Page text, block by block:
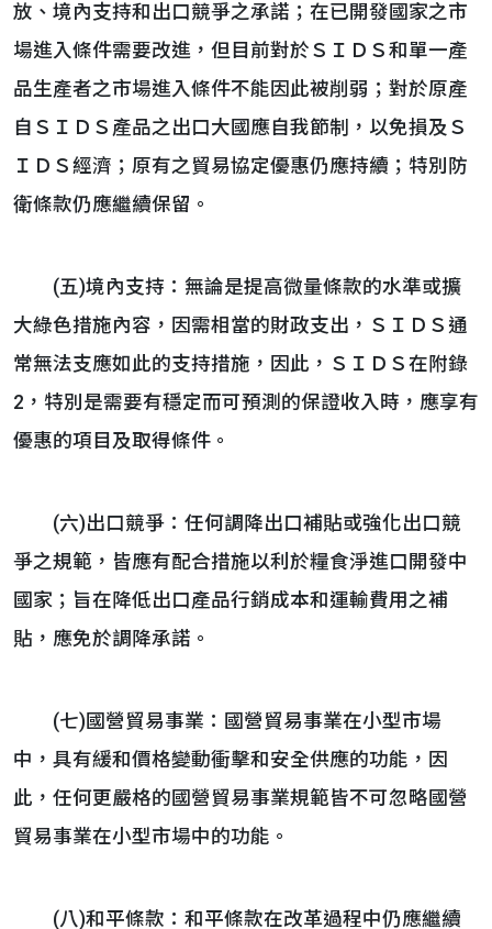
放、境內支持和出口競爭之承諾；在已開發國家之市
場進入條件需要改進，但目前對於ＳＩＤＳ和單一產
品生產者之市場進入條件不能因此被削弱；對於原產
自ＳＩＤＳ產品之出口大國應自我節制，以免損及Ｓ
ＩＤＳ經濟；原有之貿易協定優惠仍應持續；特別防
衛條款仍應繼續保留。
(五)境內支持：無論是提高微量條款的水準或擴
大綠色措施內容，因需相當的財政支出，ＳＩＤＳ通
常無法支應如此的支持措施，因此，ＳＩＤＳ在附錄
2，特別是需要有穩定而可預測的保證收入時，應享有
優惠的項目及取得條件。
(六)出口競爭：任何調降出口補貼或強化出口競
爭之規範，皆應有配合措施以利於糧食淨進口開發中
國家；旨在降低出口產品行銷成本和運輸費用之補
貼，應免於調降承諾。
(七)國營貿易事業：國營貿易事業在小型市場
中，具有緩和價格變動衝擊和安全供應的功能，因
此，任何更嚴格的國營貿易事業規範皆不可忽略國營
貿易事業在小型市場中的功能。
(八)和平條款：和平條款在改革過程中仍應繼續